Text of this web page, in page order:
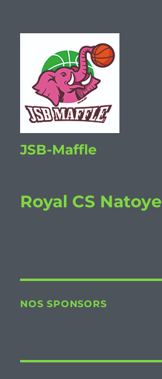
JSB-Maffle
Royal CS Natoye
NOS SPONSORS